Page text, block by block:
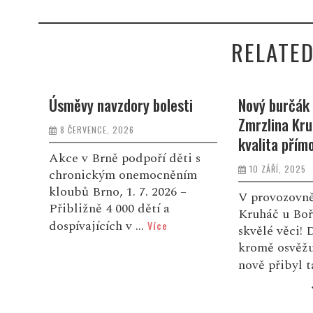
Nový burčák na stánku
Zmrzlina Kruháč: Poctivost a
kvalita přímo z hroznů
10 ZÁŘÍ, 2025
V provozovně Zmrzlina
Kruháč u Bořitova se dějí
skvělé věci! Do nabídky
Čokoládový
u Brna 2024
3 LISTOPADU,
Navštívil
festival ve
Byl krásný
den. Všude
čokolády,